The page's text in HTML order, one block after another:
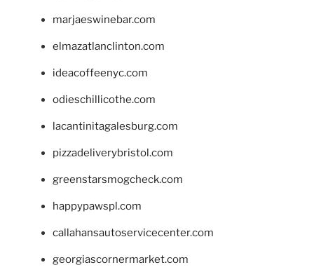
marjaeswinebar.com
elmazatlanclinton.com
ideacoffeenyc.com
odieschillicothe.com
lacantinitagalesburg.com
pizzadeliverybristol.com
greenstarsmogcheck.com
happypawspl.com
callahansautoservicecenter.com
georgiascornermarket.com